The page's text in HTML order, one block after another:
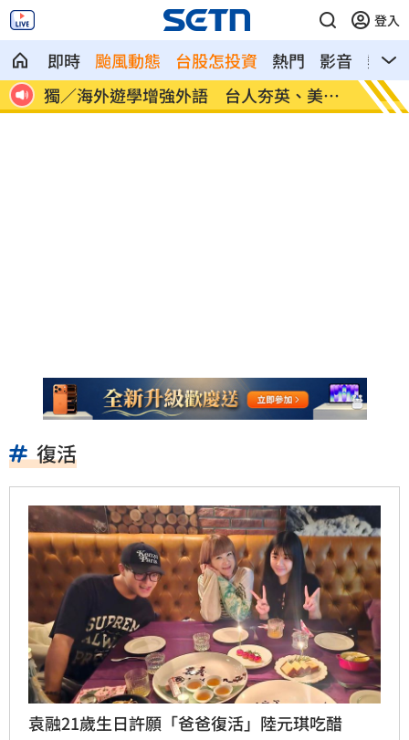
登入
即時 颱風動態 台股怎投資 熱門 影音
熱搜
、
長尾獼猴失控狂襲居民！官方追查異常原
因
伊波
復活
袁融21歲生日許願「爸爸復活」陸元琪吃醋